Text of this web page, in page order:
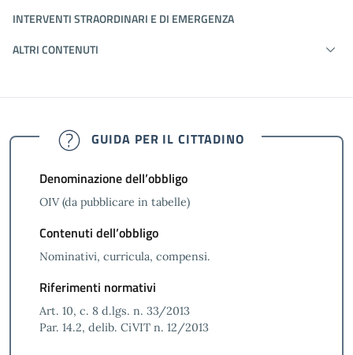
INTERVENTI STRAORDINARI E DI EMERGENZA
ALTRI CONTENUTI
GUIDA PER IL CITTADINO
Denominazione dell’obbligo
OIV (da pubblicare in tabelle)
Contenuti dell’obbligo
Nominativi, curricula, compensi.
Riferimenti normativi
Art. 10, c. 8 d.lgs. n. 33/2013
Par. 14.2, delib. CiVIT n. 12/2013